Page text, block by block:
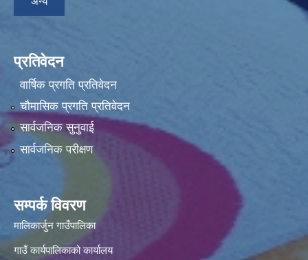
प्रतिवेदन
वार्षिक प्रगति प्रतिवेदन
चौमासिक प्रगति प्रतिवेदन
सार्वजनिक सुनुवाई
सार्वजनिक परीक्षण
सम्पर्क विवरण
मालिकार्जुन गाउँपालिका
गाउँ कार्यपालिकाको कार्यालय